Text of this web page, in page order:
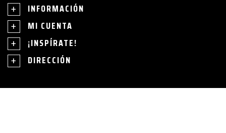
INFORMACIÓN
MI CUENTA
¡INSPÍRATE!
DIRECCIÓN